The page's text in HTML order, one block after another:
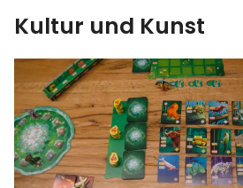
Kultur und Kunst
kultur & kunst
Ausstellungen
Spiele